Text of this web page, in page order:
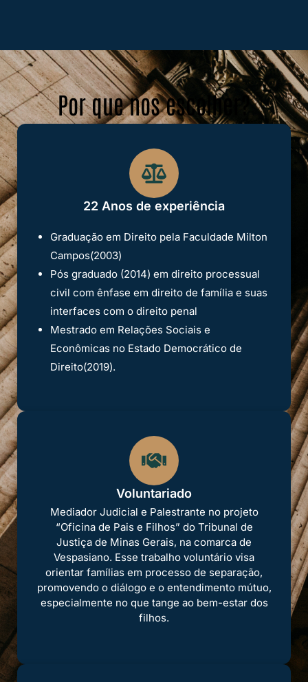
Por que nos escolher?
22 Anos de experiência
Graduação em Direito pela Faculdade Milton
Campos(2003)
Pós graduado (2014) em direito processual
civil com ênfase em direito de família e suas
interfaces com o direito penal
Mestrado em Relações Sociais e
Econômicas no Estado Democrático de
Direito(2019).
Voluntariado
Mediador Judicial e Palestrante no projeto
“Oficina de Pais e Filhos” do Tribunal de
Justiça de Minas Gerais, na comarca de
Vespasiano. Esse trabalho voluntário visa
orientar famílias em processo de separação,
promovendo o diálogo e o entendimento mútuo,
especialmente no que tange ao bem-estar dos
filhos.